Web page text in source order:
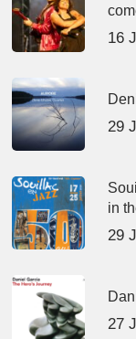
16
29
in
29
27